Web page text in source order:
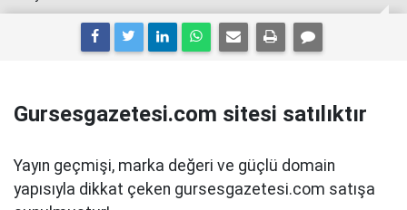
Gursesgazetesi.com sitesi satılıktır
Yayın geçmişi, marka değeri ve güçlü domain
yapısıyla dikkat çeken gursesgazetesi.com satışa